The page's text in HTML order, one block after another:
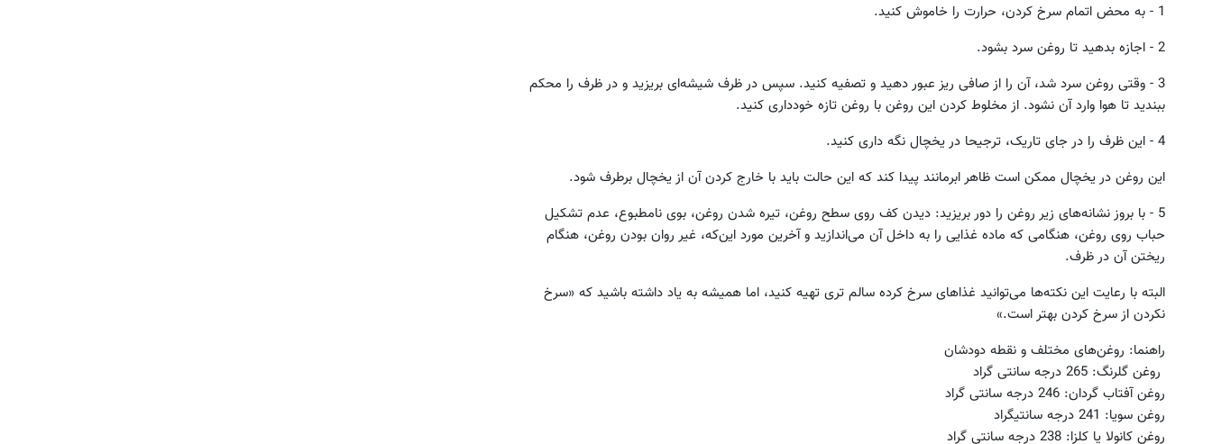
1 - به محض اتمام سرخ کردن، حرارت را خاموش کنید.
2 - اجازه بدهید تا روغن سرد بشود.
3 - وقتی روغن سرد شد، آن را از صافی ریز عبور دهید و تصفیه کنید. سپس در ظرف شیشه‌ای بریزید و در ظرف را محکم
ببندید تا هوا وارد آن نشود. از مخلوط کردن این روغن با روغن تازه خودداری کنید.
4 - این ظرف را در جای تاریک، ترجیحا در یخچال نگه داری کنید.
این روغن در یخچال ممکن است ظاهر ابرمانند پیدا کند که این حالت باید با خارج کردن آن از یخچال برطرف شود.
5 - با بروز نشانه‌های زیر روغن را دور بریزید: دیدن کف روی سطح روغن، تیره شدن روغن، بوی نامطبوع، عدم تشکیل
حباب روی روغن، هنگامی که ماده غذایی را به داخل آن می‌اندازید و آخرین مورد این‌که، غیر روان بودن روغن، هنگام
ریختن آن در ظرف.
البته با رعایت این نکته‌ها می‌توانید غذاهای سرخ کرده سالم تری تهیه کنید، اما همیشه به یاد داشته باشید که «سرخ
نکردن از سرخ کردن بهتر است.»
راهنما: روغن‌های مختلف و نقطه دودشان
روغن گلرنگ: 265 درجه سانتی گراد
روغن آفتاب ‌گردان: 246 درجه سانتی گراد
روغن سویا: 241 درجه سانتیگراد
روغن کانولا یا کلزا: 238 درجه سانتی گراد